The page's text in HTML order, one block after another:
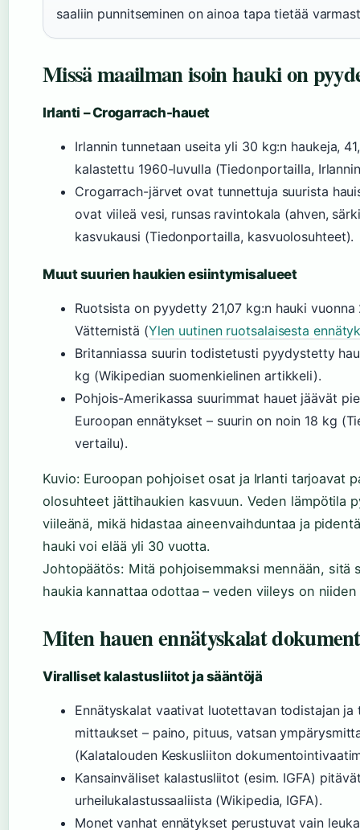
saaliin punnitseminen on ainoa tapa tietää
Missä maailman isoin hauki on
Irlanti – Crogarrach-hauet
Irlannin tunnetaan useita yli 30 kg:n haukeja,
kalastettu 1960-luvulla (Tiedonportailla,
Crogarrach-järvet ovat tunnettuja suurista
ovat viileä vesi, runsas ravintokala (ahven,
kasvukausi (Tiedonportailla, kasvuolosuhteet).
Muut suurien haukien esiintymisalueet
Ruotsista on pyydetty 21,07 kg:n hauki vuonna
Vätternistä (Ylen uutinen ruotsalaisesta
Britanniassa suurin todistetusti pyydystetty
kg (Wikipedian suomenkielinen artikkeli).
Pohjois-Amerikassa suurimmat hauet jäävät
Euroopan ennätykset – suurin on noin 18 kg
vertailu).
Kuvio: Euroopan pohjoiset osat ja Irlanti tarjoavat
olosuhteet jättihaukien kasvuun. Veden lämpötila
viileänä, mikä hidastaa aineenvaihduntaa ja
hauki voi elää yli 30 vuotta.
Johtopäätös: Mitä pohjoisemmaksi mennään, sitä
haukia kannattaa odottaa – veden viileys on
Miten hauen ennätyskalat
Viralliset kalastusliitot ja sääntöjä
Ennätyskalat vaativat luotettavan todistajan ja
mittaukset – paino, pituus, vatsan
(Kalatalouden Keskusliiton
Kansainväliset kalastusliitot (esim. IGFA)
urheilukalastussaaliista (Wikipedia, IGFA).
Monet vanhat ennätykset perustuvat vain